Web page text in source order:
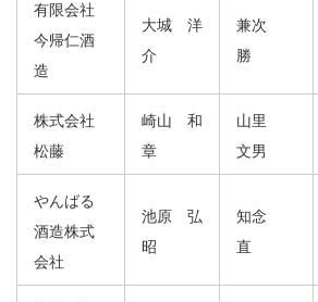
有限会社
今帰仁酒
造
大城 洋
介
兼次
勝
株式会社
松藤
崎山 和
章
山里
文男
やんばる
酒造株式
会社
池原 弘
昭
知念
直